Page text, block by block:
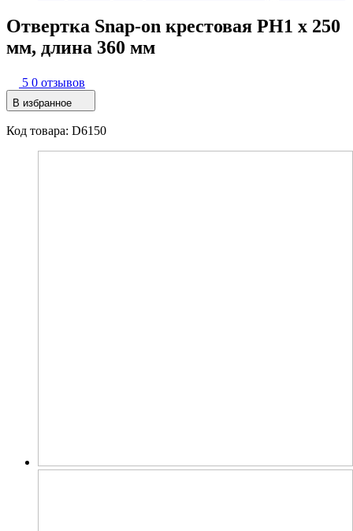
Отвертка Snap-on крестовая PH1 х 250
мм, длина 360 мм
5 0 отзывов
В избранное
Код товара: D6150